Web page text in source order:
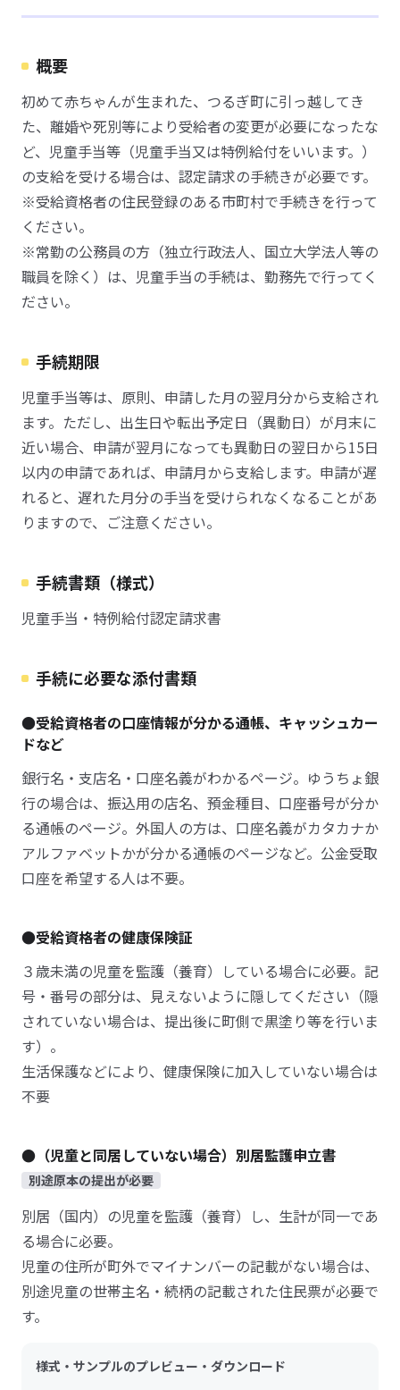
概要
初めて赤ちゃんが生まれた、つるぎ町に引っ越してき
た、離婚や死別等により受給者の変更が必要になったな
ど、児童手当等（児童手当又は特例給付をいいます。）
の支給を受ける場合は、認定請求の手続きが必要です。
※受給資格者の住民登録のある市町村で手続きを行って
ください。
※常勤の公務員の方（独立行政法人、国立大学法人等の
職員を除く）は、児童手当の手続は、勤務先で行ってく
ださい。
手続期限
児童手当等は、原則、申請した月の翌月分から支給され
ます。ただし、出生日や転出予定日（異動日）が月末に
近い場合、申請が翌月になっても異動日の翌日から15日
以内の申請であれば、申請月から支給します。申請が遅
れると、遅れた月分の手当を受けられなくなることがあ
りますので、ご注意ください。
手続書類（様式）
児童手当・特例給付認定請求書
手続に必要な添付書類
●受給資格者の口座情報が分かる通帳、キャッシュカー
ドなど
銀行名・支店名・口座名義がわかるページ。ゆうちょ銀
行の場合は、振込用の店名、預金種目、口座番号が分か
る通帳のページ。外国人の方は、口座名義がカタカナか
アルファベットかが分かる通帳のページなど。公金受取
口座を希望する人は不要。
●受給資格者の健康保険証
３歳未満の児童を監護（養育）している場合に必要。記
号・番号の部分は、見えないように隠してください（隠
されていない場合は、提出後に町側で黒塗り等を行いま
す）。
生活保護などにより、健康保険に加入していない場合は
不要
●（児童と同居していない場合）別居監護申立書
別途原本の提出が必要
別居（国内）の児童を監護（養育）し、生計が同一であ
る場合に必要。
児童の住所が町外でマイナンバーの記載がない場合は、
別途児童の世帯主名・続柄の記載された住民票が必要で
す。
様式・サンプルのプレビュー・ダウンロード